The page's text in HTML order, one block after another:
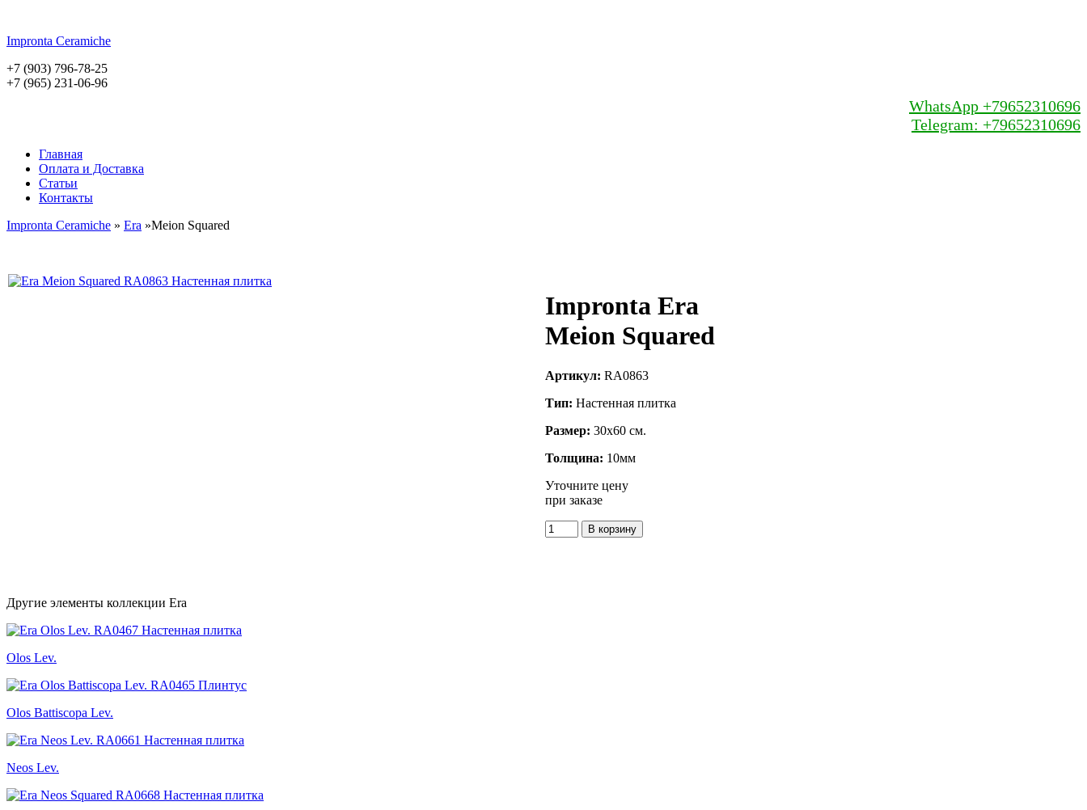
Impronta Ceramiche
+7 (903) 796-78-25
+7 (965) 231-06-96
WhatsApp +79652310696
Telegram: +79652310696
Главная
Оплата и Доставка
Статьи
Контакты
Impronta Ceramiche » Era »Meion Squared
Impronta Era
Meion Squared
Артикул: RA0863
Тип: Настенная плитка
Размер: 30x60 см.
Толщина: 10мм
Уточните цену
при заказе
Другие элементы коллекции Era
Olos Lev.
Olos Battiscopa Lev.
Neos Lev.